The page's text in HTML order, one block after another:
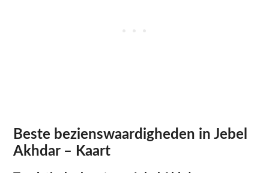
Beste bezienswaardigheden in Jebel
Akhdar – Kaart